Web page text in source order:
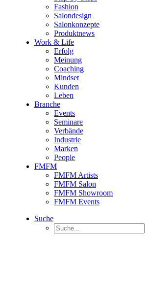
Fashion
Salondesign
Salonkonzepte
Produktnews
Work & Life
Erfolg
Meinung
Coaching
Mindset
Kunden
Leben
Branche
Events
Seminare
Verbände
Industrie
Marken
People
FMFM
FMFM Artists
FMFM Salon
FMFM Showroom
FMFM Events
Suche